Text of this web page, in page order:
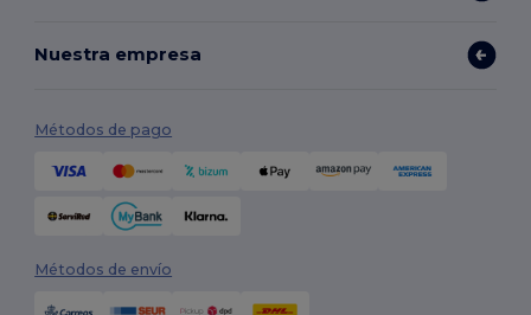
Nuestra empresa
Métodos de pago
Métodos de envío